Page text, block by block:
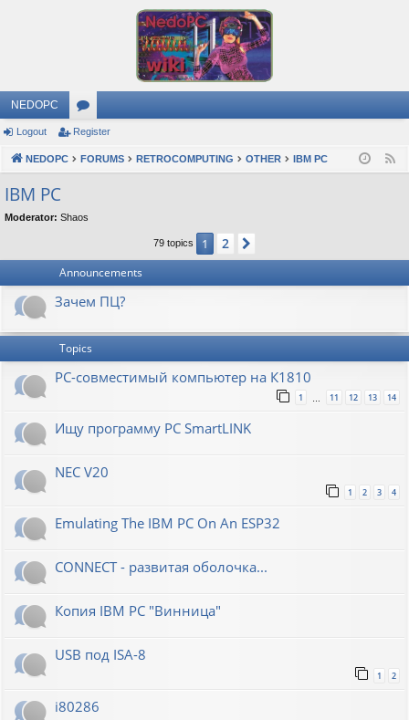
NEDOPC
or
u
s
Logout Register
NEDOPC FORUMS RETROCOMPUTING OTHER IBM PC
IBM PC
Moderator: Shaos
79 topics 1 2
Announcements
Зачем ПЦ?
Topics
PC-совместимый компьютер на К1810
1 … 11 12 13 14
Ищу программу PC SmartLINK
NEC V20
1 2 3 4
Emulating The IBM PC On An ESP32
CONNECT - развитая оболочка...
Копия IBM PC "Винница"
USB под ISA-8
1 2
i80286